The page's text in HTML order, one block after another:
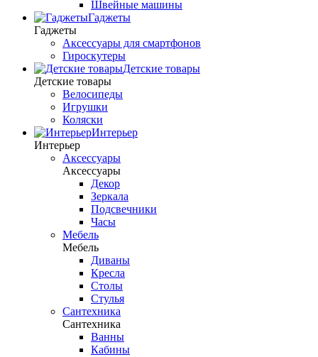
Швейные машины
Гаджеты
Гаджеты
Аксессуары для смартфонов
Гироскутеры
Детские товары
Детские товары
Велосипеды
Игрушки
Коляски
Интерьер
Интерьер
Аксессуары
Аксессуары
Декор
Зеркала
Подсвечники
Часы
Мебель
Мебель
Диваны
Кресла
Столы
Стулья
Сантехника
Сантехника
Ванны
Кабины